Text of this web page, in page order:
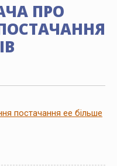
ПРО
постачання ее більше